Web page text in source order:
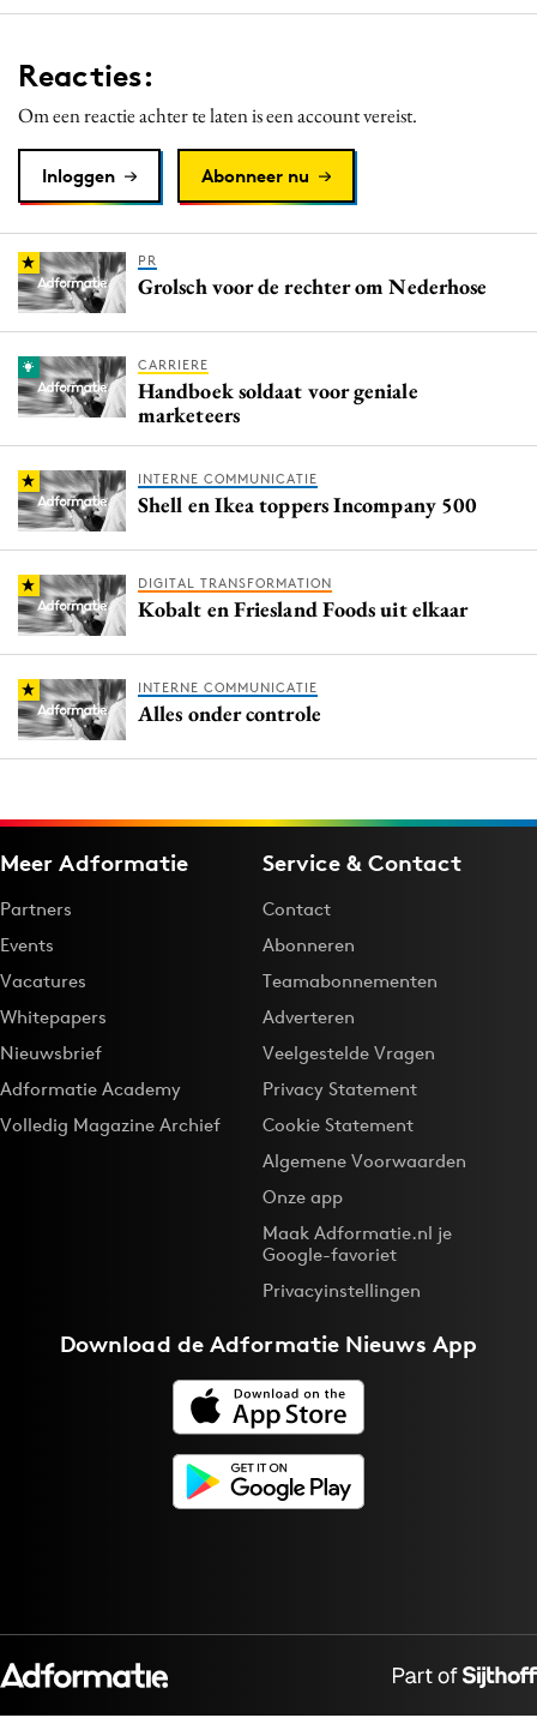
Reacties:
Om een reactie achter te laten is een account vereist.
Inloggen Abonneer nu
PR
Grolsch voor de rechter om Nederhose
CARRIERE
Handboek soldaat voor geniale
marketeers
INTERNE COMMUNICATIE
Shell en Ikea toppers Incompany 500
DIGITAL TRANSFORMATION
Kobalt en Friesland Foods uit elkaar
INTERNE COMMUNICATIE
Alles onder controle
Meer Adformatie
Partners
Events
Vacatures
Whitepapers
Nieuwsbrief
Adformatie Academy
Volledig Magazine Archief
Service & Contact
Contact
Abonneren
Teamabonnementen
Adverteren
Veelgestelde Vragen
Privacy Statement
Cookie Statement
Algemene Voorwaarden
Onze app
Maak Adformatie.nl je
Google-favoriet
Privacyinstellingen
Download deAdformatie Nieuws App